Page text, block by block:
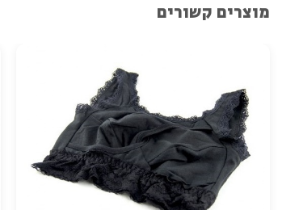
מוצרים קשורים